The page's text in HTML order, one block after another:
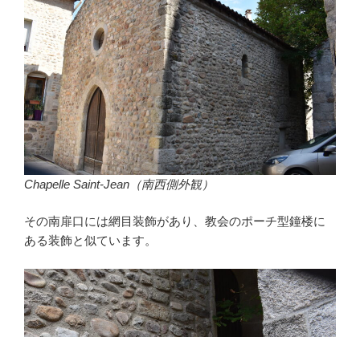
Chapelle Saint-Jean（南西側外観）
その南扉口には網目装飾があり、教会のポーチ型鐘楼に
ある装飾と似ています。